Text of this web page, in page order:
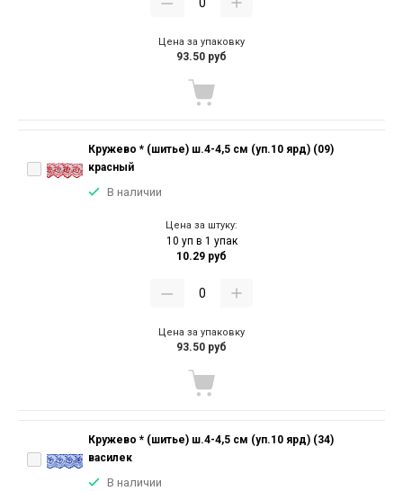
Цена за упаковку
93.50 руб
Кружево * (шитье) ш.4-4,5 см (уп.10 ярд) (09)
красный
В наличии
Цена за штуку:
10 уп в 1 упак
10.29 руб
Цена за упаковку
93.50 руб
Кружево * (шитье) ш.4-4,5 см (уп.10 ярд) (34)
василек
В наличии